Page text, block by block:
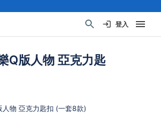
登入
Q版人物 亞克力匙
人物 亞克力匙扣 (一套8款)